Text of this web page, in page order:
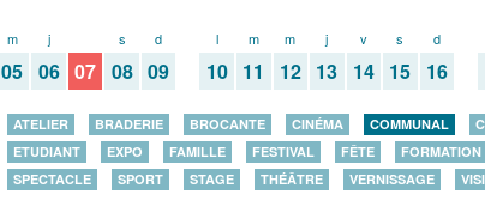
m
05
j
06 07
s
08
d
09
l
10
m
11
m
12
j
13
v
14
s
15
d
16
ATELIER BRADERIE BROCANTE CINÉMA COMMUNAL
ETUDIANT
EXPO FAMILLE FESTIVAL FÊTE FORMATION
SPECTACLE
SPORT STAGE THÉÂTRE VERNISSAGE